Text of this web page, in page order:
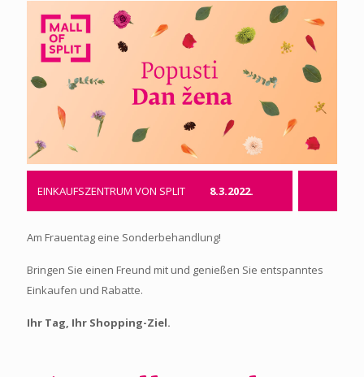
EINKAUFSZENTRUM VON SPLIT 8.3.2022.
Am Frauentag eine Sonderbehandlung!
Bringen Sie einen Freund mit und genießen Sie entspanntes
Einkaufen und Rabatte.
Ihr Tag, Ihr Shopping-Ziel.